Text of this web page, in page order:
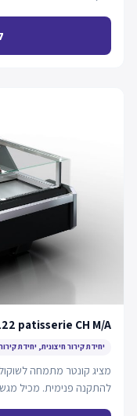
patisserie CH M/A
יחידת קירור חיצונית, יחידת
מציג קונטר מתמחה
להתקנה פנימית. מכיל